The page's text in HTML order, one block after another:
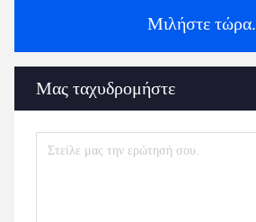
Μιλήστε τώρα.
Μας ταχυδρομήστε